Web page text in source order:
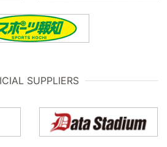
SUPPLIERS